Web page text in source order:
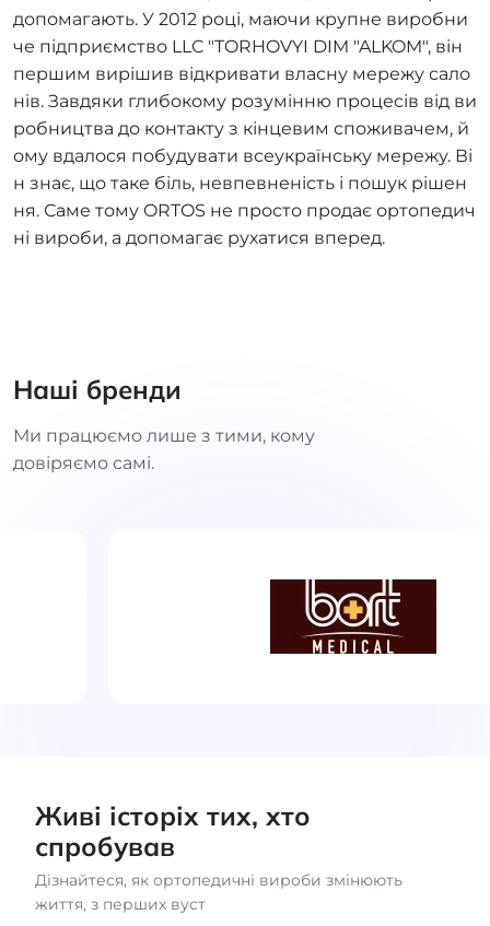
допомагають. У 2012 році, маючи крупне виробни
че підприємство LLC "TORHOVYI DIM "ALKOM", він
першим вирішив відкривати власну мережу сало
нів. Завдяки глибокому розумінню процесів від ви
робництва до контакту з кінцевим споживачем, й
ому вдалося побудувати всеукраїнську мережу. Ві
н знає, що таке біль, невпевненість і пошук рішен
ня. Саме тому ORTOS не просто продає ортопедич
ні вироби, а допомагає рухатися вперед.
Наші бренди
Ми працюємо лише з тими, кому
довіряємо самі.
Живі історіх тих, хто
спробував
Дізнайтеся, як ортопедичні вироби змінюють
життя, з перших вуст